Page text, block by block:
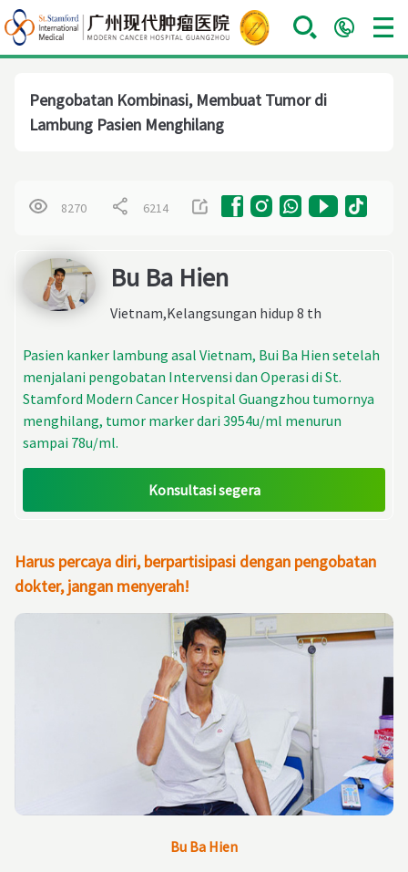
Pengobatan Kombinasi, Membuat Tumor di
Lambung Pasien Menghilang
8270 6214
Bu Ba Hien
Vietnam,Kelangsungan hidup 8 th
Pasien kanker lambung asal Vietnam, Bui Ba Hien setelah
menjalani pengobatan Intervensi dan Operasi di St.
Stamford Modern Cancer Hospital Guangzhou tumornya
menghilang, tumor marker dari 3954u/ml menurun
sampai 78u/ml.
Konsultasi segera
Harus percaya diri, berpartisipasi dengan pengobatan
dokter, jangan menyerah!
Bu Ba Hien